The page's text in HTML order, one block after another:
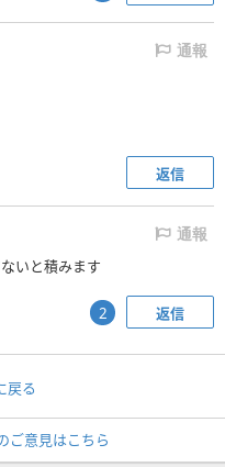
通報
返信
通報
いと積みます
返信
2
戻る
ご意見はこちら